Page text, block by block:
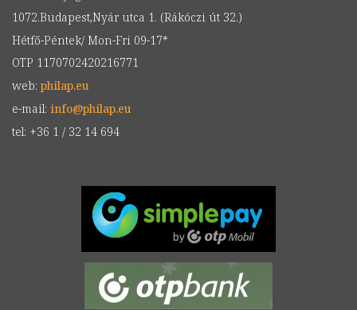
1072.Budapest,Nyár utca 1. (Rákóczi út 32.)
Hétfő-Péntek/ Mon-Fri 09-17*
OTP 1170702420216771
web:philap.eu
e-mail: info@philap.eu
tel: +36 1 / 32 14 694